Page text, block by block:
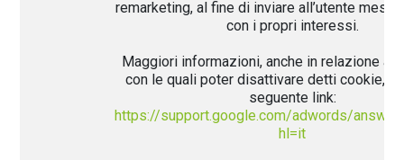
remarketing, al fine di inviare all’utente
con i propri interessi.
Maggiori informazioni, anche in relazione
con le quali poter disattivare detti cookie,
seguente link:
https://support.google.com/adwords/
hl=it